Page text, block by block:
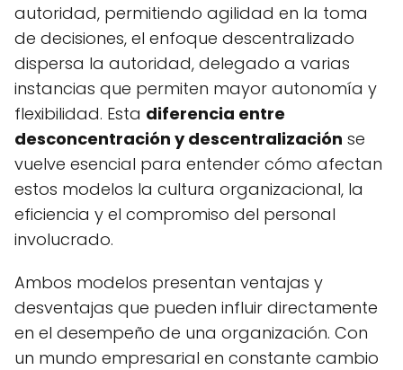
autoridad, permitiendo agilidad en la toma
de decisiones, el enfoque descentralizado
dispersa la autoridad, delegado a varias
instancias que permiten mayor autonomía y
flexibilidad. Esta diferencia entre
desconcentración y descentralización se
vuelve esencial para entender cómo afectan
estos modelos la cultura organizacional, la
eficiencia y el compromiso del personal
involucrado.
Ambos modelos presentan ventajas y
desventajas que pueden influir directamente
en el desempeño de una organización. Con
un mundo empresarial en constante cambio